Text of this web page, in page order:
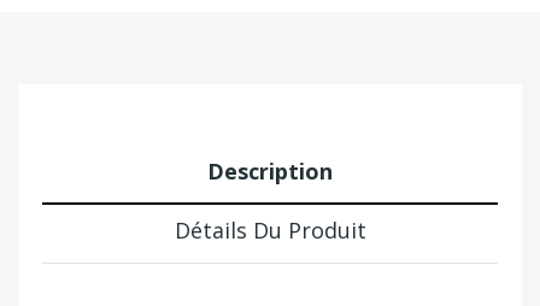
Description
Détails Du Produit